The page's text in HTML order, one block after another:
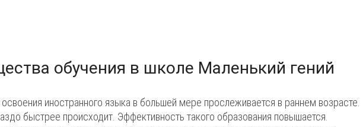
обучения в школе Маленький гений
иностранного языка в большей мере прослеживается в раннем возрасте.
быстрее происходит. Эффективность такого образования повышается.